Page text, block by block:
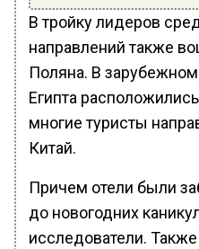
В тройку лидеров
направлений также
Поляна. В
Египта
многие туристы
Китай.
Причем отели были
до новогодних
исследователи.